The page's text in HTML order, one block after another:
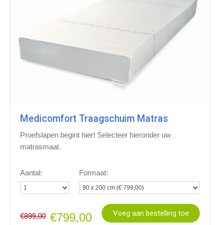
Medicomfort Traagschuim Matras
Proefslapen begint hier! Selecteer hieronder uw
matrasmaat.
Aantal: Formaat:
Voeg aan bestelling toe
€899,00 €799,00